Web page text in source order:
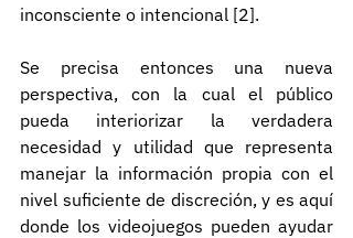
inconsciente o intencional [2].
Se precisa entonces una nueva
perspectiva, con la cual el público
pueda interiorizar la verdadera
necesidad y utilidad que representa
manejar la información propia con el
nivel suficiente de discreción, y es aquí
donde los videojuegos pueden ayudar